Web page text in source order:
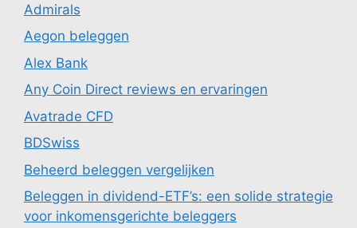
Admirals
Aegon beleggen
Alex Bank
Any Coin Direct reviews en ervaringen
Avatrade CFD
BDSwiss
Beheerd beleggen vergelijken
Beleggen in dividend-ETF’s: een solide strategie
voor inkomensgerichte beleggers